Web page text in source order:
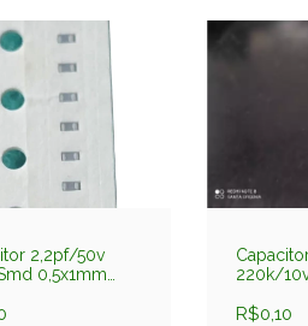
2,2pf/50v
0,5x1mm
220k/
R$0,10